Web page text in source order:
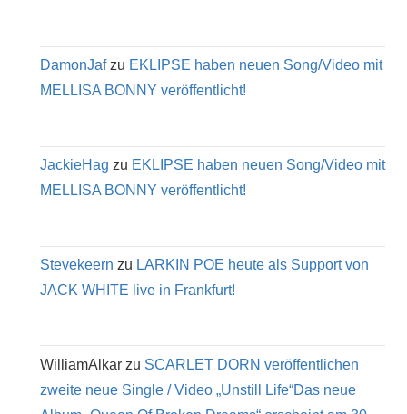
DamonJafzu EKLIPSE haben neuen Song/Video mit
MELLISA BONNY veröffentlicht!
JackieHag zu EKLIPSE haben neuen Song/Video mit
MELLISA BONNY veröffentlicht!
Stevekeern zu LARKIN POE heute als Support von
JACK WHITE live in Frankfurt!
WilliamAlkar zu SCARLET DORN veröffentlichen
zweite neue Single / Video „Unstill Life“Das neue